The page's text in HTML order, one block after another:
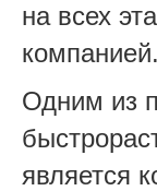
на всех
компанией.
Одним из
является